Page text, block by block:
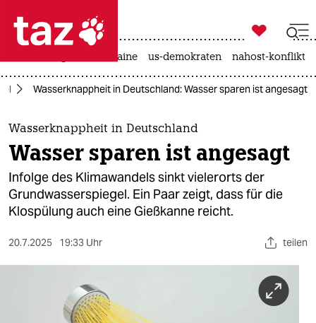
 taz zahl ich
taz zahl ich
themen
politik
öko
gesellschaft

taz zahl ich
krieg in der ukraine us-demokraten nahost-konflikt
Wasserknappheit in Deutschland: Wasser sparen ist angesagt
Wasserknappheit in Deutschland
Wasser sparen ist angesagt
Infolge des Klimawandels sinkt vielerorts der
Grundwasserspiegel. Ein Paar zeigt, dass für die
Klospülung auch eine Gießkanne reicht.
20.7.2025 19:33 Uhr teilen